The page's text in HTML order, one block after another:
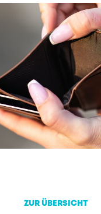
ZUR ÜBERSICHT